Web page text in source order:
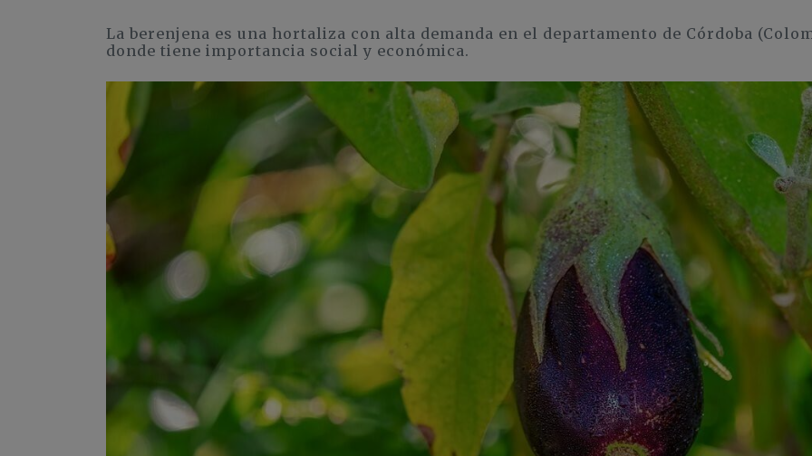
La berenjena es una hortaliza con alta demanda en el departamento de Córdoba
donde tiene importancia social y económica.